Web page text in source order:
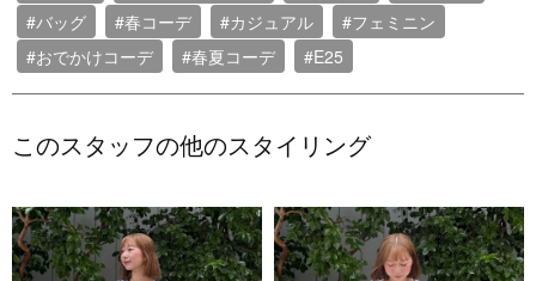
#バッグ
#春コーデ #カジュアル
#フェミニン
#おでかけコーデ
#春夏コーデ #E25
このスタッフの他のスタイリング